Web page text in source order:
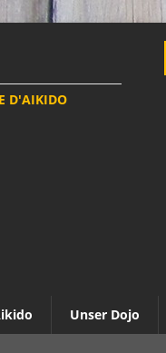
D'AIKIDO
Unser Dojo